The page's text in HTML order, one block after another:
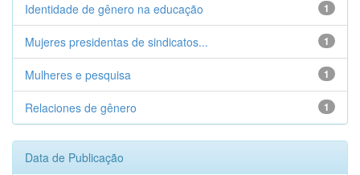
1
Identidade de gênero na educação
1
Mujeres presidentas de sindicatos...
1
Mulheres e pesquisa
1
Relaciones de gênero
Data de Publicação